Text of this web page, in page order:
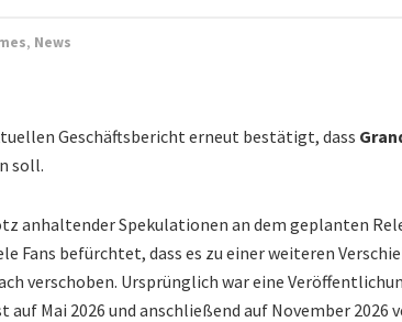
, News
Geschäftsbericht erneut bestätigt, dass
soll.
anhaltender Spekulationen an dem geplanten
Fans befürchtet, dass es zu einer weiteren
verschoben. Ursprünglich war eine
Mai 2026 und anschließend auf November 2026